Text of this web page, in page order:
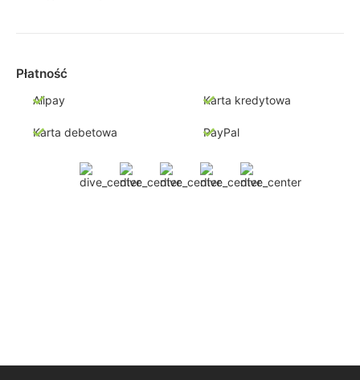
Płatność
Alipay Karta kredytowa
Karta debetowa PayPal